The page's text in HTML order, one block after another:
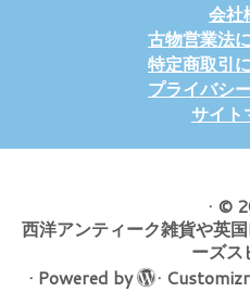
会社
古物営業法
特定商取引
プライバシ
サイト
· ©
西洋アンティーク雑貨や英
ーズス
· Powered by ·